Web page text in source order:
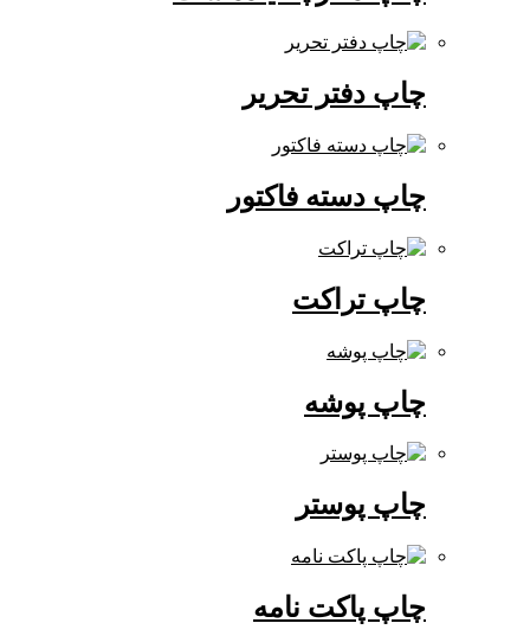
چاپ دفتر تحریر
چاپ دسته فاکتور
چاپ تراکت
چاپ پوشه
چاپ پوستر
چاپ پاکت نامه